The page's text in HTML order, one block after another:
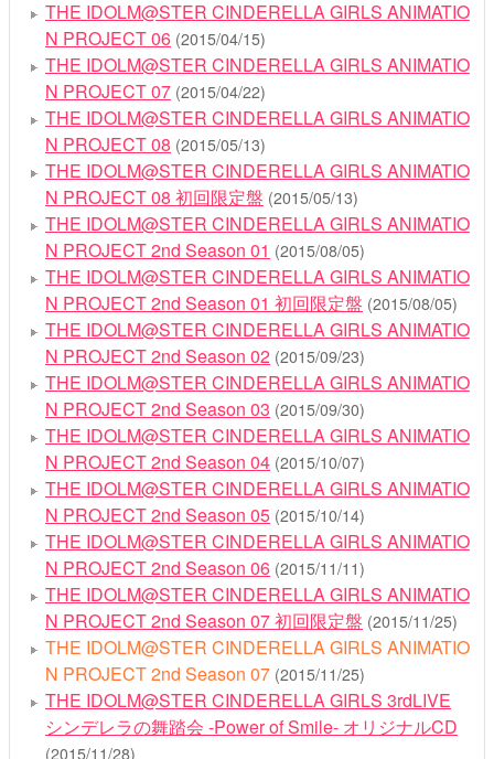
THE IDOLM@STER CINDERELLA GIRLS ANIMATIO
N PROJECT 06 (2015/04/15)
THE IDOLM@STER CINDERELLA GIRLS ANIMATIO
N PROJECT 07 (2015/04/22)
THE IDOLM@STER CINDERELLA GIRLS ANIMATIO
N PROJECT 08 (2015/05/13)
THE IDOLM@STER CINDERELLA GIRLS ANIMATIO
N PROJECT 08 初回限定盤 (2015/05/13)
THE IDOLM@STER CINDERELLA GIRLS ANIMATIO
N PROJECT 2nd Season 01 (2015/08/05)
THE IDOLM@STER CINDERELLA GIRLS ANIMATIO
N PROJECT 2nd Season 01 初回限定盤 (2015/08/05)
THE IDOLM@STER CINDERELLA GIRLS ANIMATIO
N PROJECT 2nd Season 02 (2015/09/23)
THE IDOLM@STER CINDERELLA GIRLS ANIMATIO
N PROJECT 2nd Season 03 (2015/09/30)
THE IDOLM@STER CINDERELLA GIRLS ANIMATIO
N PROJECT 2nd Season 04 (2015/10/07)
THE IDOLM@STER CINDERELLA GIRLS ANIMATIO
N PROJECT 2nd Season 05 (2015/10/14)
THE IDOLM@STER CINDERELLA GIRLS ANIMATIO
N PROJECT 2nd Season 06 (2015/11/11)
THE IDOLM@STER CINDERELLA GIRLS ANIMATIO
N PROJECT 2nd Season 07 初回限定盤 (2015/11/25)
THE IDOLM@STER CINDERELLA GIRLS ANIMATIO
N PROJECT 2nd Season 07 (2015/11/25)
THE IDOLM@STER CINDERELLA GIRLS 3rdLIVE
シンデレラの舞踏会 -Power of Smile- オリジナルCD
(2015/11/28)